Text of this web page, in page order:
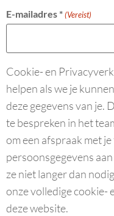
E-mailadres * (Vereist)
Cookie- en
helpen als we je
deze gegevens van je.
te bespreken in het
om een afspraak met
persoonsgegevens
ze niet langer dan
onze volledige cookie-
deze website.